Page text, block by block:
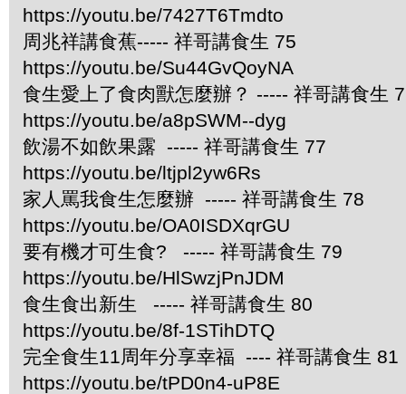
https://youtu.be/7427T6Tmdto
周兆祥講食蕉----- 祥哥講食生 75
https://youtu.be/Su44GvQoyNA
食生愛上了食肉獸怎麼辦？ ----- 祥哥講食生
https://youtu.be/a8pSWM--dyg
飲湯不如飲果露 ----- 祥哥講食生 77
https://youtu.be/ltjpl2yw6Rs
家人罵我食生怎麼辦 ----- 祥哥講食生 78
https://youtu.be/OA0ISDXqrGU
要有機才可生食? ----- 祥哥講食生 79
https://youtu.be/HlSwzjPnJDM
食生食出新生 ----- 祥哥講食生 80
https://youtu.be/8f-1STihDTQ
完全食生11周年分享幸福 ---- 祥哥講食生 81
https://youtu.be/tPD0n4-uP8E